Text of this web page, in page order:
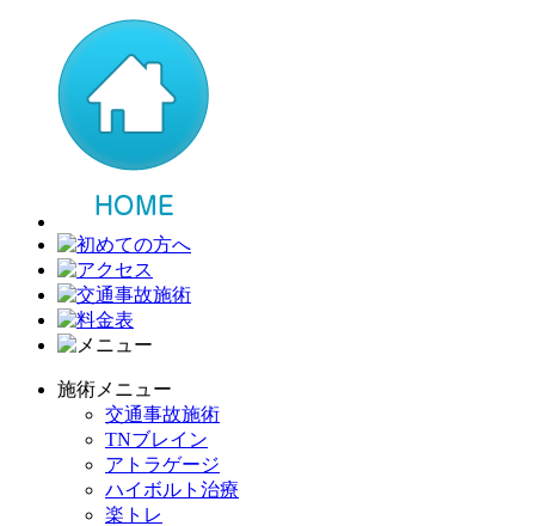
施術メニュー
交通事故施術
TNブレイン
アトラゲージ
ハイボルト治療
楽トレ